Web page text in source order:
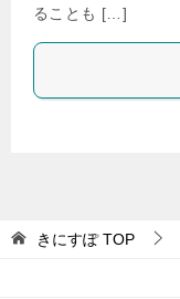
ることも […]
きにすぽTOP